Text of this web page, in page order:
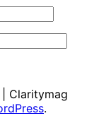
| Claritymag
.